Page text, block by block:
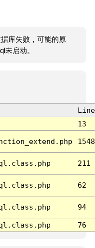
库失败，可能的原
未启动。
Line
13
1548
211
62
94
76